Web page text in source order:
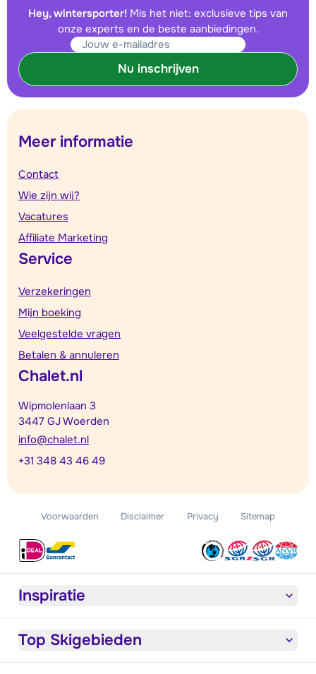
Hey, wintersporter! Mis het niet: exclusieve tips van
onze experts en de beste aanbiedingen.
Nu inschrijven
Meer informatie
Contact
Wie zijn wij?
Vacatures
Affiliate Marketing
Service
Verzekeringen
Mijn boeking
Veelgestelde vragen
Betalen & annuleren
Chalet.nl
Wipmolenlaan 3
3447 GJ Woerden
info@chalet.nl
+31 348 43 46 49
Voorwaarden Disclaimer Privacy Sitemap
Inspiratie
Top Skigebieden